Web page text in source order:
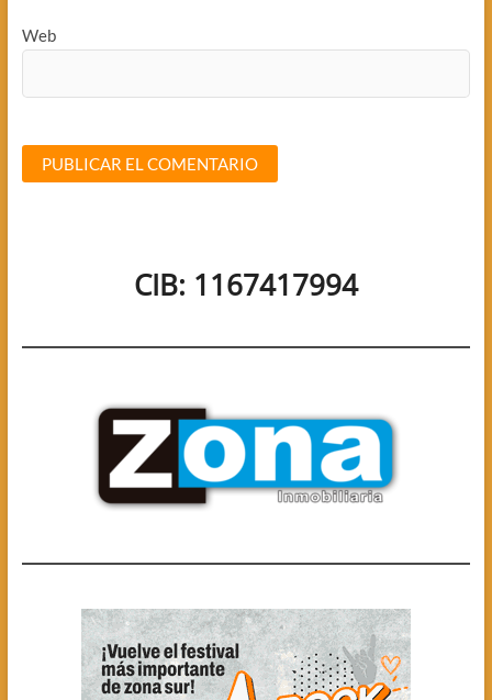
Web
CIB: 1167417994